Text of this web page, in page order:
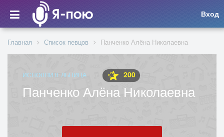
Вход
Главная Список певцов Панченко Алёна Николаевна
ИСПОЛНИТЕЛЬНИЦА 200
Панченко Алёна Николаевна